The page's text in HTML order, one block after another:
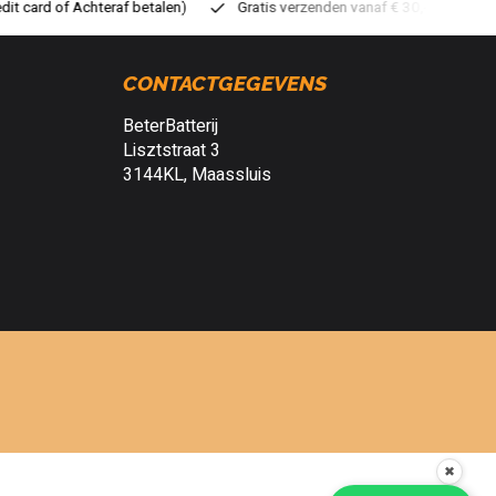
verzenden vanaf € 30,- (NL) Verzendkosten € 2,95 (NL)
CONTACTGEGEVENS
BeterBatterij
Lisztstraat 3
3144KL, Maassluis
✖